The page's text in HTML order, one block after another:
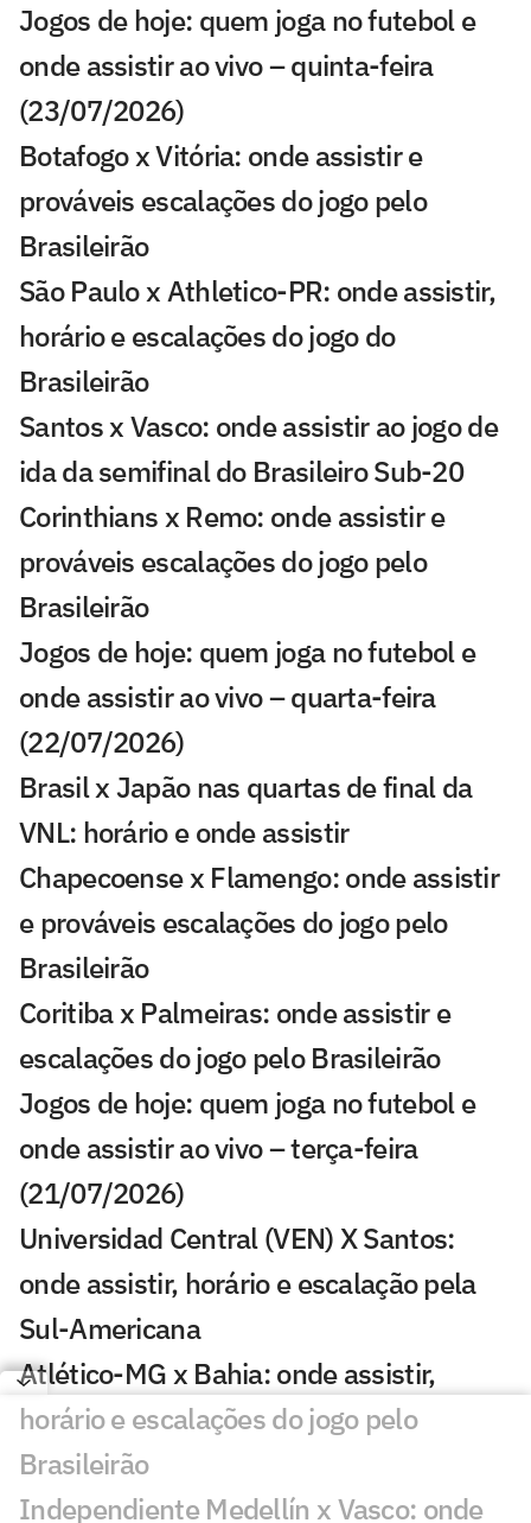
Jogos de hoje: quem joga no futebol e
onde assistir ao vivo – quinta-feira
(23/07/2026)
Botafogo x Vitória: onde assistir e
prováveis escalações do jogo pelo
Brasileirão
São Paulo x Athletico-PR: onde assistir,
horário e escalações do jogo do
Brasileirão
Santos x Vasco: onde assistir ao jogo de
ida da semifinal do Brasileiro Sub-20
Corinthians x Remo: onde assistir e
prováveis escalações do jogo pelo
Brasileirão
Jogos de hoje: quem joga no futebol e
onde assistir ao vivo – quarta-feira
(22/07/2026)
Brasil x Japão nas quartas de final da
VNL: horário e onde assistir
Chapecoense x Flamengo: onde assistir
e prováveis escalações do jogo pelo
Brasileirão
Coritiba x Palmeiras: onde assistir e
escalações do jogo pelo Brasileirão
Jogos de hoje: quem joga no futebol e
onde assistir ao vivo – terça-feira
(21/07/2026)
Universidad Central (VEN) X Santos:
onde assistir, horário e escalação pela
Sul-Americana
Atlético-MG x Bahia: onde assistir,
horário e escalações do jogo pelo
Brasileirão
Independiente Medellín x Vasco: onde